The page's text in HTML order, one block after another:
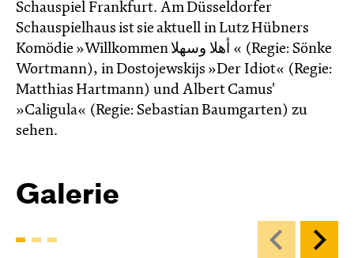
Schauspiel Frankfurt. Am Düsseldorfer
Schauspielhaus ist sie aktuell in Lutz Hübners
Komödie »Willkommen أهلا وسهلا « (Regie: Sönke
Wortmann), in Dostojewskijs »Der Idiot« (Regie:
Matthias Hartmann) und Albert Camus'
»Caligula« (Regie: Sebastian Baumgarten) zu
sehen.
Galerie